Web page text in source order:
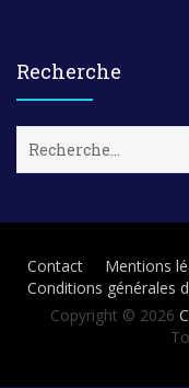
Recherche
c
e
Contact Mentions
Conditions générales
Copyright © 2026